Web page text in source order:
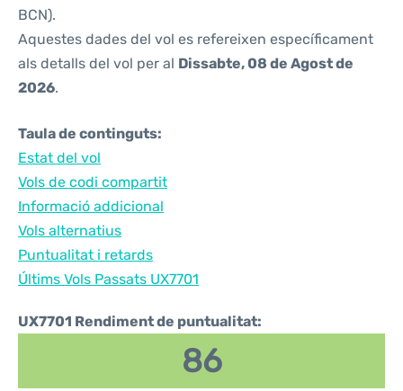
BCN).
Aquestes dades del vol es refereixen específicament
als detalls del vol per al Dissabte, 08 de Agost de
2026.
Taula de continguts:
Estat del vol
Vols de codi compartit
Informació addicional
Vols alternatius
Puntualitat i retards
Últims Vols Passats UX7701
UX7701 Rendiment de puntualitat:
86